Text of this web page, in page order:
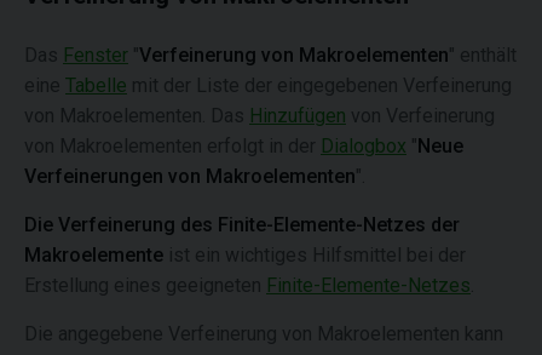
Das Fenster "Verfeinerung von Makroelementen" enthält
eine Tabelle mit der Liste der eingegebenen Verfeinerung
von Makroelementen. Das Hinzufügen von Verfeinerung
von Makroelementen erfolgt in der Dialogbox "Neue
Verfeinerungen von Makroelementen".
Die Verfeinerung des Finite-Elemente-Netzes der
Makroelemente ist ein wichtiges Hilfsmittel bei der
Erstellung eines geeigneten Finite-Elemente-Netzes
Die angegebene Verfeinerung von Makroelementen kann